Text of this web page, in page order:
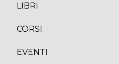
LIBRI
CORSI
EVENTI